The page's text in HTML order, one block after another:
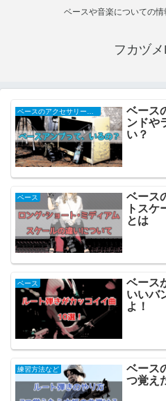
ベースや音楽についての
フカヅ
ベース
ンドや
い？
ベース
ベース
トス
とは
ベース
ベース
いいバ
よ！
練習方法など
ベース
つ覚え